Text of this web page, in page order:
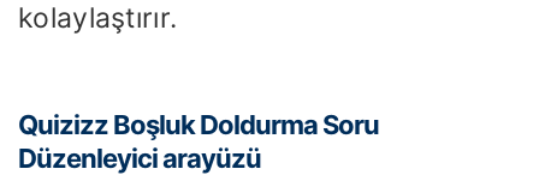
kolaylaştırır.
Quizizz Boşluk Doldurma Soru
Düzenleyici arayüzü